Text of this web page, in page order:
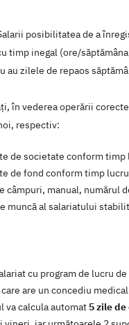
posibilitatea de a
timp inegal (ore/
au zilele de repaos
în vederea operării
respectiv:
de societate conform timp
de fond conform timp
câmpuri, manual,
muncă al salariatului
cu program de lucru
are un concediu
va calcula automat 5 zile